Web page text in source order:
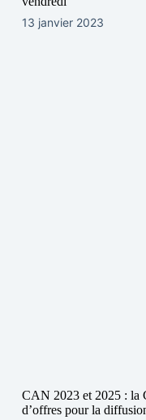
13 janvier 2023
CAN 2023 et 2025 : la
d’offres pour la